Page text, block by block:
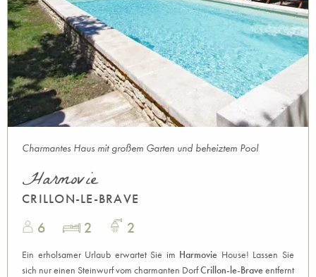
Charmantes Haus mit großem Garten und beheiztem Pool
Harmovie
CRILLON-LE-BRAVE
6 2 2
Ein erholsamer Urlaub erwartet Sie im Harmovie House! Lassen Sie
sich nur einen Steinwurf vom charmanten DorfCrillon-le-Braveentfernt